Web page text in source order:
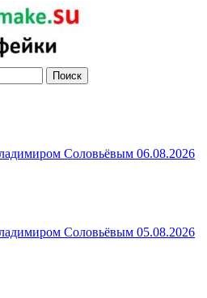
Соловьёвым 06.08.2026
Соловьёвым 05.08.2026